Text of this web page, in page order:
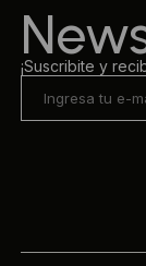
¡Suscribite y